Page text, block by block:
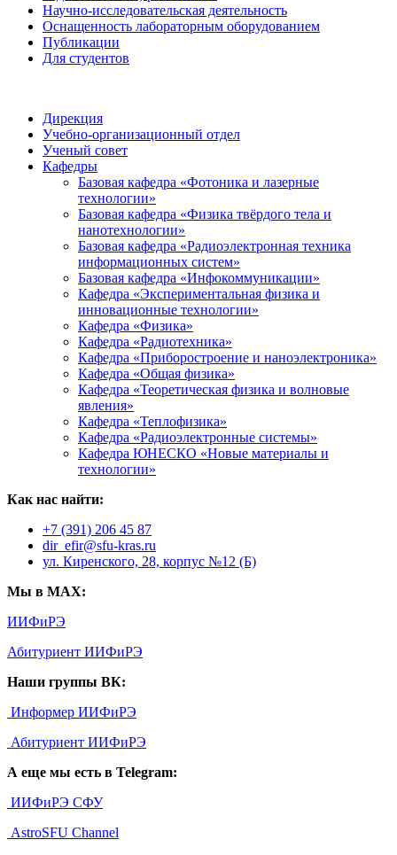
Научно-исследовательская деятельность
Оснащенность лабораторным оборудованием
Публикации
Для студентов
Дирекция
Учебно-организационный отдел
Ученый совет
Кафедры
Базовая кафедра «Фотоника и лазерные
технологии»
Базовая кафедра «Физика твёрдого тела и
нанотехнологии»
Базовая кафедра «Радиоэлектронная техника
информационных систем»
Базовая кафедра «Инфокоммуникации»
Кафедра «Экспериментальная физика и
инновационные технологии»
Кафедра «Физика»
Кафедра «Радиотехника»
Кафедра «Приборостроение и наноэлектроника»
Кафедра «Общая физика»
Кафедра «Теоретическая физика и волновые
явления»
Кафедра «Теплофизика»
Кафедра «Радиоэлектронные системы»
Кафедра ЮНЕСКО «Новые материалы и
технологии»
Как нас найти:
+7 (391) 206 45 87
dir_efir@sfu-kras.ru
ул. Киренского, 28, корпус №12 (Б)
Мы в MAX:
ИИФиРЭ
Абитуриент ИИФиРЭ
Наши группы ВК:
Информер ИИФиРЭ
Абитуриент ИИФиРЭ
А еще мы есть в Telegram:
ИИФиРЭ СФУ
AstroSFU Channel